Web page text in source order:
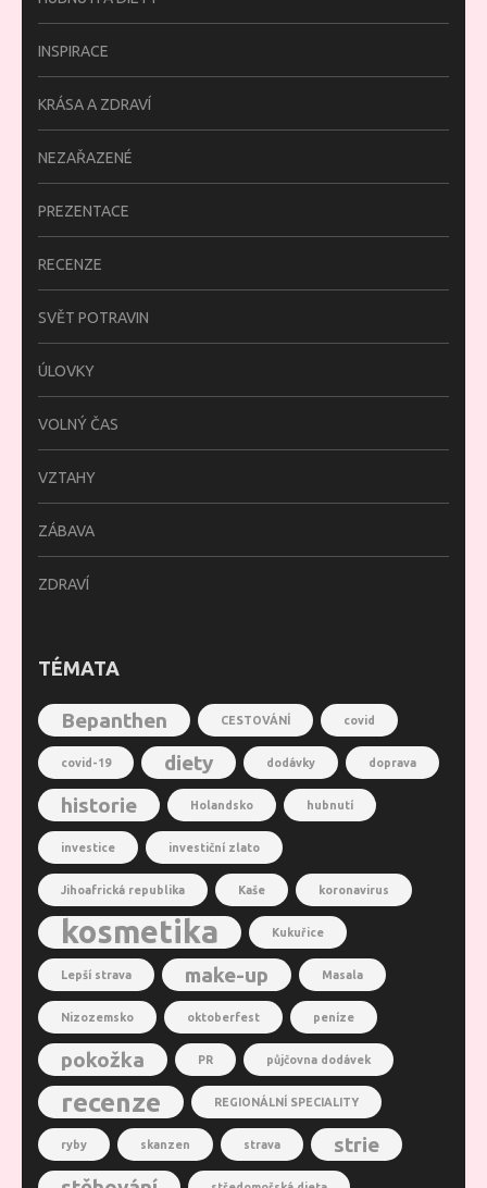
INSPIRACE
KRÁSA A ZDRAVÍ
NEZAŘAZENÉ
PREZENTACE
RECENZE
SVĚT POTRAVIN
ÚLOVKY
VOLNÝ ČAS
VZTAHY
ZÁBAVA
ZDRAVÍ
TÉMATA
Bepanthen CESTOVÁNÍ covid
covid-19 diety dodávky doprava
historie Holandsko hubnutí
investice investiční zlato
Jihoafrická republika Kaše koronavirus
kosmetika Kukuřice
Lepší strava make-up Masala
Nizozemsko oktoberfest peníze
pokožka PR půjčovna dodávek
recenze REGIONÁLNÍ SPECIALITY
ryby skanzen strava
strie